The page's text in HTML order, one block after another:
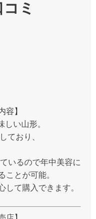
ミ
容】
い山形。
ており、
いるので年中美容に
ことが可能。
して購入できます。